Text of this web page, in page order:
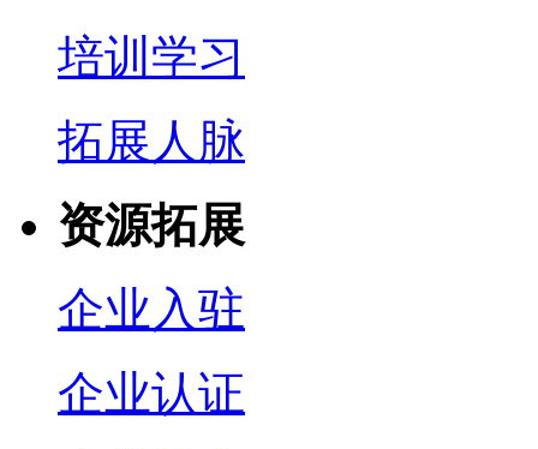
培训学习
拓展人脉
资源拓展
企业入驻
企业认证